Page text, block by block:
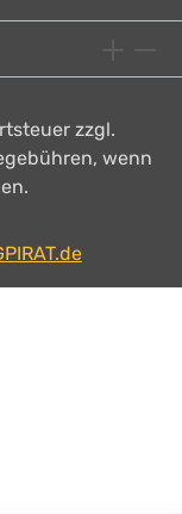
zzgl.
wenn